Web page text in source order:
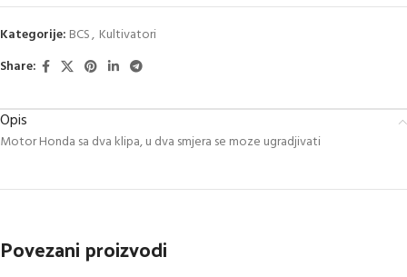
Kategorije: BCS, Kultivatori
Share:
Opis
Motor Honda sa dva klipa, u dva smjera se moze ugradjivati
Povezani proizvodi